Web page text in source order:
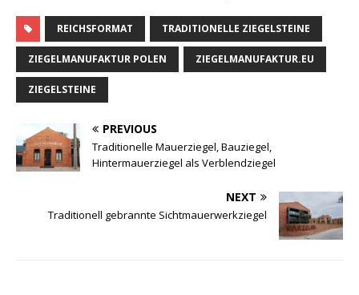
REICHSFORMAT TRADITIONELLE ZIEGELSTEINE
ZIEGELMANUFAKTUR POLEN ZIEGELMANUFAKTUR.EU
ZIEGELSTEINE
PREVIOUS
Traditionelle Mauerziegel, Bauziegel,
Hintermauerziegel als Verblendziegel
NEXT
Traditionell gebrannte Sichtmauerwerkziegel